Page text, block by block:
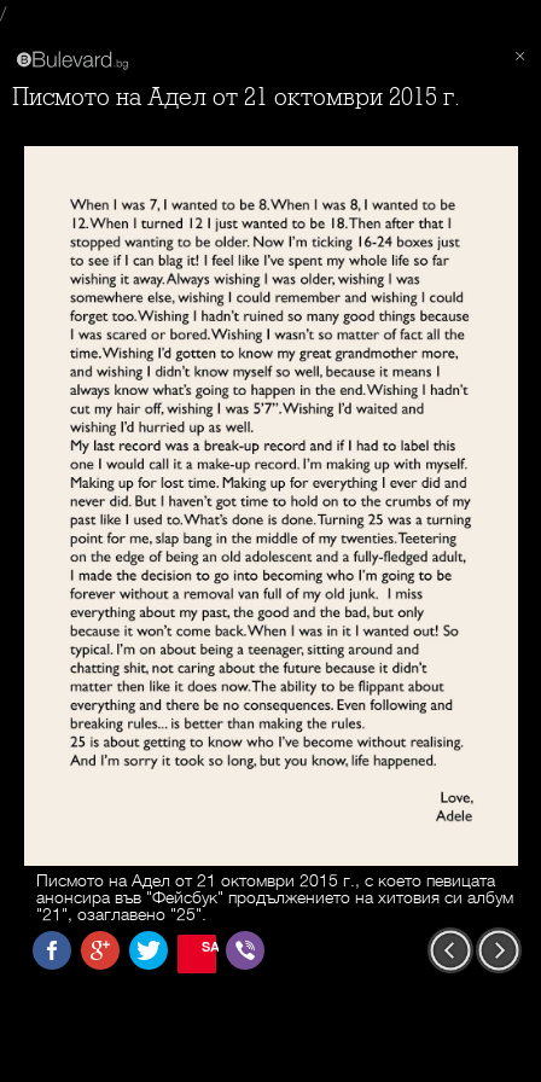
/
Писмото на Адел от 21 октомври 2015 г.
Писмото на Адел от 21 октомври 2015 г., с което певицата
анонсира във "Фейсбук" продължението на хитовия си албум
"21", озаглавено "25".
SAVE